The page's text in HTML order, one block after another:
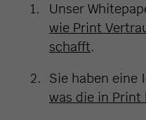
Unser
wie Print
schafft.
Sie haben eine
was die in Print